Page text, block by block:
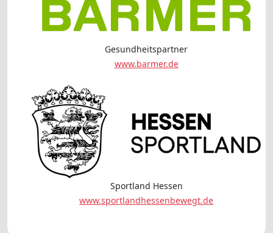
Gesundheitspartner
www.barmer.de
Sportland Hessen
www.sportlandhessenbewegt.de